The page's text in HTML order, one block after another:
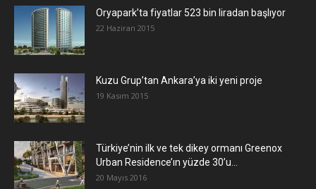
Oryapark’ta fiyatlar 523 bin liradan başlıyor
22 Haziran 2015
​Kuzu Grup’tan Ankara’ya iki yeni proje
19 Kasım 2015
Türkiye’nin ilk ve tek dikey ormanı Greenox
Urban Residence’ın yüzde 30’u...
20 Mayıs 2016